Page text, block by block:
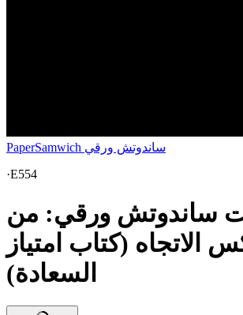
PaperSamwich ساندوتش ورقي
·E554
ساندوتش ورقي: من
(كتاب امتياز
السعادة)